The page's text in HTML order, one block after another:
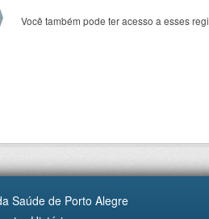
Você também pode ter acesso a esses
Saúde de Porto Alegre